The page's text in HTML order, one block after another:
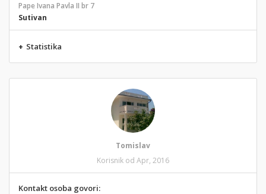
Pape Ivana Pavla II br 7
Sutivan
+ Statistika
Tomislav
Korisnik od Apr, 2016
Kontakt osoba govori: